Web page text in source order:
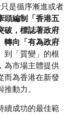
是循序漸進或者
頭編制「香港五
破，標誌著政府
轉向「有為政府
到「質變」的根
為市場主體提供
而為香港在新發
動力。
續成功的最佳範